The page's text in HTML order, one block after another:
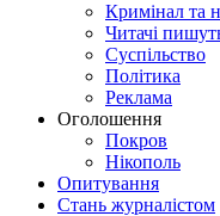
Кримінал та
Читачі
Суспільство
Політика
Реклама
Оголошення
Покров
Нікополь
Опитування
Стань журналістом